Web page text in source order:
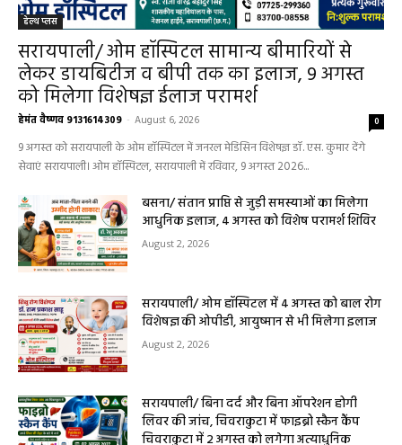
हेल्थ प्लस
सरायपाली/ ओम हॉस्पिटल सामान्य बीमारियों से
लेकर डायबिटीज व बीपी तक का इलाज, 9 अगस्त
को मिलेगा विशेषज्ञ ईलाज परामर्श
हेमंत वैष्णव 9131614309 - August 6, 2026 0
9 अगस्त को सरायपाली के ओम हॉस्पिटल में जनरल मेडिसिन विशेषज्ञ डॉ. एस. कुमार देंगे
सेवाएं सरायपाली। ओम हॉस्पिटल, सरायपाली में रविवार, 9 अगस्त 2026...
बसना/ संतान प्राप्ति से जुड़ी समस्याओं का मिलेगा
आधुनिक इलाज, 4 अगस्त को विशेष परामर्श शिविर
August 2, 2026
सरायपाली/ ओम हॉस्पिटल में 4 अगस्त को बाल रोग
विशेषज्ञ की ओपीडी, आयुष्मान से भी मिलेगा इलाज
August 2, 2026
सरायपाली/ बिना दर्द और बिना ऑपरेशन होगी
लिवर की जांच, चिवराकुटा में फाइब्रो स्कैन कैंप
चिवराकुटा में 2 अगस्त को लगेगा अत्याधुनिक